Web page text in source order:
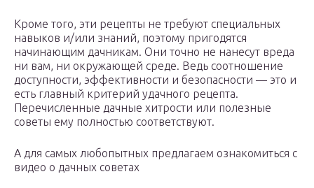
Кроме того, эти рецепты не требуют специальных
навыков и/или знаний, поэтому пригодятся
начинающим дачникам. Они точно не нанесут вреда
ни вам, ни окружающей среде. Ведь соотношение
доступности, эффективности и безопасности — это и
есть главный критерий удачного рецепта.
Перечисленные дачные хитрости или полезные
советы ему полностью соответствуют.
А для самых любопытных предлагаем ознакомиться с
видео о дачных советах